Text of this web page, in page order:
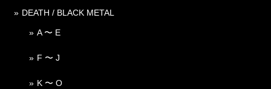
DEATH / BLACK METAL
A 〜 E
F 〜 J
K 〜 O